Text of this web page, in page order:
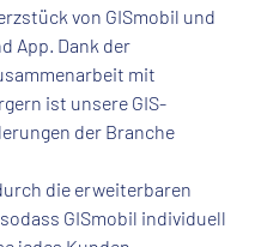
von GISmobil und
App. Dank der
mit
ist unsere GIS-
der Branche
die erweiterbaren
GISmobil individuell